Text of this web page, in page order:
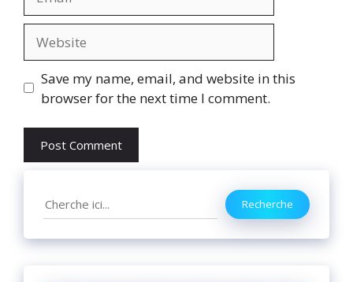
Save my name, email, and website in this
browser for the next time I comment.
Search Recherche